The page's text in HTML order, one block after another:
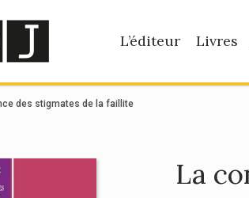
L’éditeur Livres
des stigmates de la faillite
La